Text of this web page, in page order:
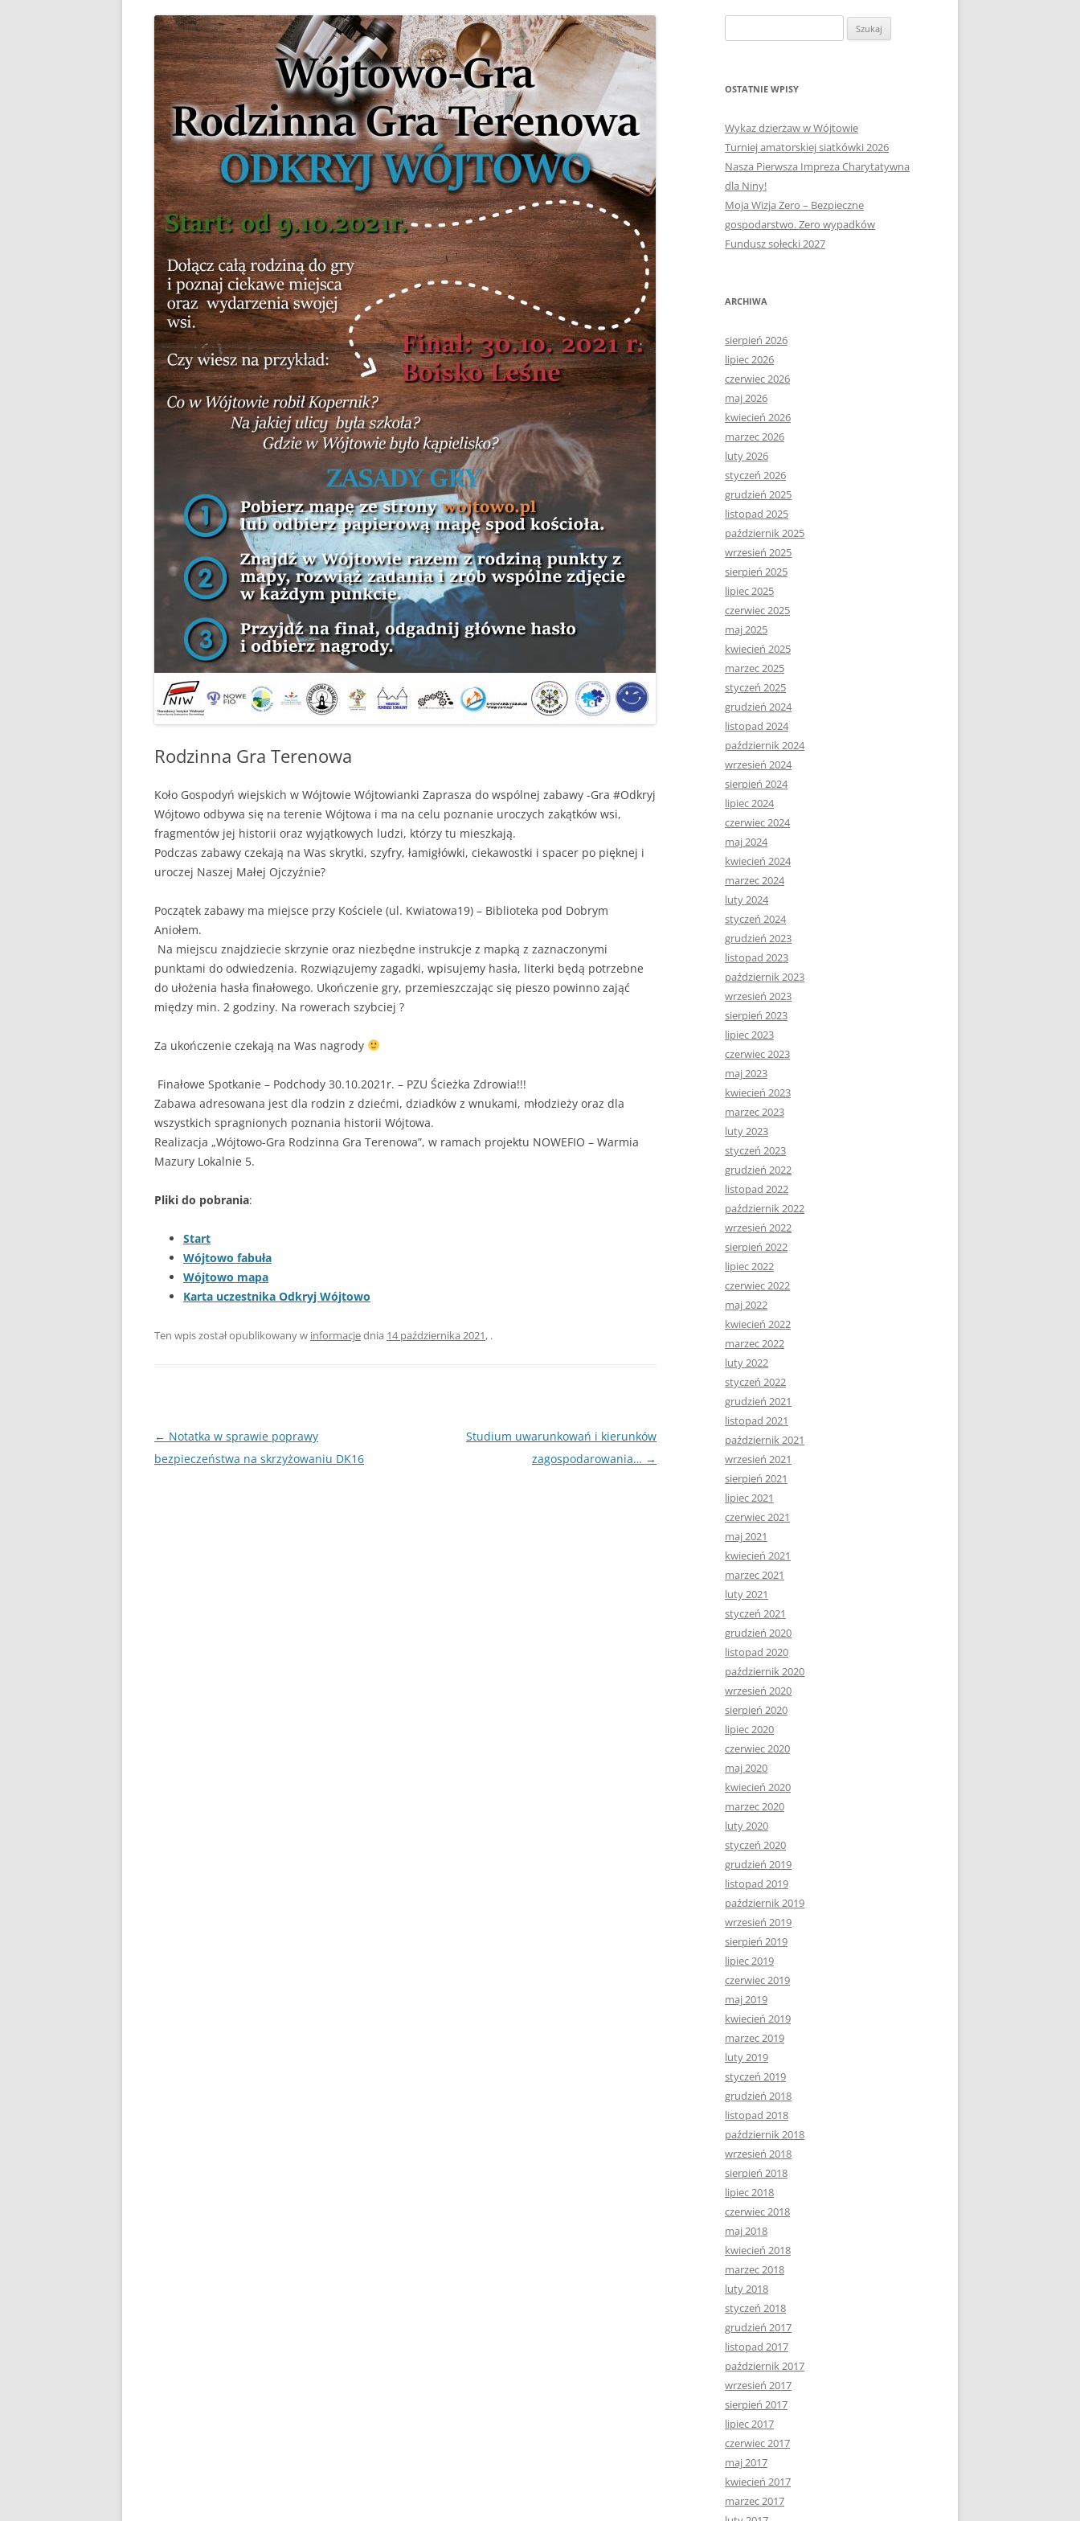
PLAN ODNOWY WÓJTOWA
WYKAZ TELEFONÓW
ZAKŁAD USŁUG KOMUNALNYCH
SCHRONISKO W TOMARYNACH
WÓJTOWIE
WÓJTOWO PO RAZ DRUGI
ODKRYTE
KOŚCIUSZKOWCY Z WÓJTOWA
SIÓDMY ŻOŁNIERZ
…ALE NA GROCHÓWKĘ
POJECHALIŚMY
E-MAPA BARCZEWA
SOŁECTWO NIKIELKOWO
Rodzinna Gra Terenowa
Koło Gospodyń wiejskich w Wójtowie Wójtowianki Zaprasza do wspólnej zabawy -Gra #Odkryj
Wójtowo odbywa się na terenie Wójtowa i ma na celu poznanie uroczych zakątków wsi,
fragmentów jej historii oraz wyjątkowych ludzi, którzy tu mieszkają.
Podczas zabawy czekają na Was skrytki, szyfry, łamigłówki, ciekawostki i spacer po pięknej i
uroczej Naszej Małej Ojczyźnie?
Początek zabawy ma miejsce przy Kościele (ul. Kwiatowa19) – Biblioteka pod Dobrym
Aniołem.
Na miejscu znajdziecie skrzynie oraz niezbędne instrukcje z mapką z zaznaczonymi
punktami do odwiedzenia. Rozwiązujemy zagadki, wpisujemy hasła, literki będą potrzebne
do ułożenia hasła finałowego. Ukończenie gry, przemieszczając się pieszo powinno zająć
między min. 2 godziny. Na rowerach szybciej ?
Za ukończenie czekają na Was nagrody
Finałowe Spotkanie – Podchody 30.10.2021r. – PZU Ścieżka Zdrowia!!!
Zabawa adresowana jest dla rodzin z dziećmi, dziadków z wnukami, młodzieży oraz dla
wszystkich spragnionych poznania historii Wójtowa.
Realizacja „Wójtowo-Gra Rodzinna Gra Terenowa”, w ramach projektu NOWEFIO – Warmia
Mazury Lokalnie 5.
Pliki do pobrania:
Start
Wójtowo fabuła
Wójtowo mapa
Karta uczestnika Odkryj Wójtowo
Ten wpis został opublikowany w informacjednia 14 października 2021, .
Nawigacja
wpisu
← Notatka w sprawie poprawy
bezpieczeństwa na skrzyżowaniu DK16
Studium uwarunkowań i kierunków
zagospodarowania… →
OSTATNIE WPISY
Wykaz dzierżaw w Wójtowie
Turniej amatorskiej siatkówki 2026
Nasza Pierwsza Impreza Charytatywna
dla Niny!
Moja Wizja Zero – Bezpieczne
gospodarstwo. Zero wypadków
Fundusz sołecki 2027
ARCHIWA
sierpień 2026
lipiec 2026
czerwiec 2026
maj 2026
kwiecień 2026
marzec 2026
luty 2026
styczeń 2026
grudzień 2025
listopad 2025
październik 2025
wrzesień 2025
sierpień 2025
lipiec 2025
czerwiec 2025
maj 2025
kwiecień 2025
marzec 2025
styczeń 2025
grudzień 2024
listopad 2024
październik 2024
wrzesień 2024
sierpień 2024
lipiec 2024
czerwiec 2024
maj 2024
kwiecień 2024
marzec 2024
luty 2024
styczeń 2024
grudzień 2023
listopad 2023
październik 2023
wrzesień 2023
sierpień 2023
lipiec 2023
czerwiec 2023
maj 2023
kwiecień 2023
marzec 2023
luty 2023
styczeń 2023
grudzień 2022
listopad 2022
październik 2022
wrzesień 2022
sierpień 2022
lipiec 2022
czerwiec 2022
maj 2022
kwiecień 2022
marzec 2022
luty 2022
styczeń 2022
grudzień 2021
listopad 2021
październik 2021
wrzesień 2021
sierpień 2021
lipiec 2021
czerwiec 2021
maj 2021
kwiecień 2021
marzec 2021
luty 2021
styczeń 2021
grudzień 2020
listopad 2020
październik 2020
wrzesień 2020
sierpień 2020
lipiec 2020
czerwiec 2020
maj 2020
kwiecień 2020
marzec 2020
luty 2020
styczeń 2020
grudzień 2019
listopad 2019
październik 2019
wrzesień 2019
sierpień 2019
lipiec 2019
czerwiec 2019
maj 2019
kwiecień 2019
marzec 2019
luty 2019
styczeń 2019
grudzień 2018
listopad 2018
październik 2018
wrzesień 2018
sierpień 2018
lipiec 2018
czerwiec 2018
maj 2018
kwiecień 2018
marzec 2018
luty 2018
styczeń 2018
grudzień 2017
listopad 2017
październik 2017
wrzesień 2017
sierpień 2017
lipiec 2017
czerwiec 2017
maj 2017
kwiecień 2017
marzec 2017